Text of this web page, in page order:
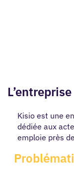
L’entreprise
Kisio est une
dédiée aux
emploie près